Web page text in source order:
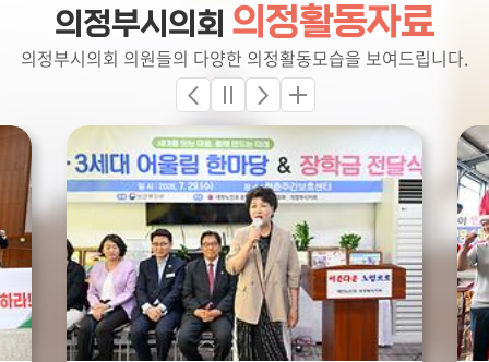
의정부시의회 의정활동자료
의정부시의회 의원들의 다양한 의정활동모습을 보여드립니다.